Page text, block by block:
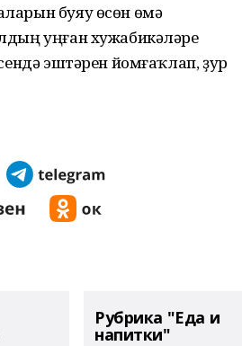
буяу өсөн өмә
уңған хужабикәләре
эштәрен йомғаҡлап, ҙур
Рубрика "Еда и
напитки"